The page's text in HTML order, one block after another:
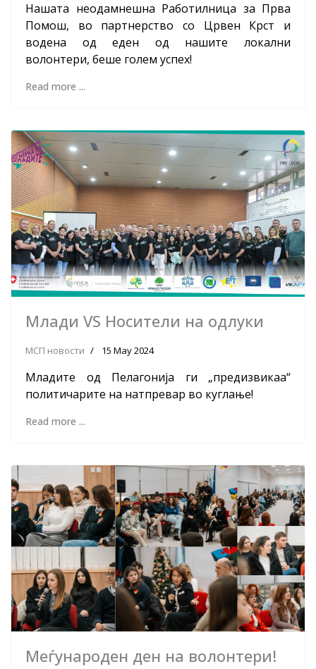
Нашата неодамнешна Работилница за Прва
Помош, во партнерство со Црвен Крст и
водена од еден од нашите локални
волонтери, беше голем успех!
Read more ...
Млади VS Носители на одлуки
МСП новости 15 May 2024
Младите од Пелагонија ги „предизвикаа“
политичарите на натпревар во куглање!
Read more ...
Меѓународен ден на волонтери!